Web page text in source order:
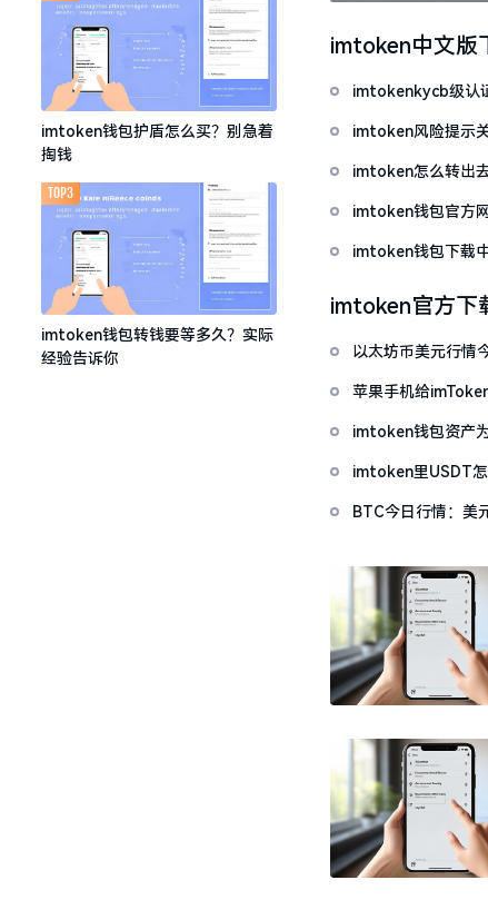
imtoken钱包护盾怎么买？别急着
掏钱
imtoken钱包转钱要等多久？实际
经验告诉你
TOP3
imtoken中文版
imtokenkycb级认
imtoken风险提示
imtoken怎么转出
imtoken钱包官方
imtoken钱包下载
imtoken官方下
以太坊币美元行情
苹果手机给
imtoken钱包资产
imtoken里USDT
BTC今日行情：美